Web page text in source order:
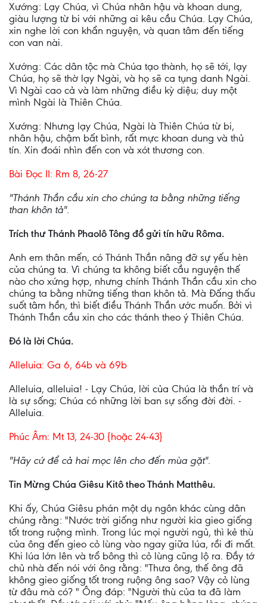
Xướng: Lạy Chúa, vì Chúa nhân hậu và khoan dung,
giàu lượng từ bi với những ai kêu cầu Chúa. Lạy Chúa,
xin nghe lời con khẩn nguyện, và quan tâm đến tiếng
con van nài.
Xướng: Các dân tộc mà Chúa tạo thành, họ sẽ tới, lạy
Chúa, họ sẽ thờ lạy Ngài, và họ sẽ ca tụng danh Ngài.
Vì Ngài cao cả và làm những điều kỳ diệu; duy một
mình Ngài là Thiên Chúa.
Xướng: Nhưng lạy Chúa, Ngài là Thiên Chúa từ bi,
nhân hậu, chậm bất bình, rất mực khoan dung và thủ
tín. Xin đoái nhìn đến con và xót thương con.
Bài Ðọc II: Rm 8, 26-27
"Thánh Thần cầu xin cho chúng ta bằng những tiếng
than khôn tả".
Trích thư Thánh Phaolô Tông đồ gửi tín hữu Rôma.
Anh em thân mến, có Thánh Thần nâng đỡ sự yếu hèn
của chúng ta. Vì chúng ta không biết cầu nguyện thế
nào cho xứng hợp, nhưng chính Thánh Thần cầu xin cho
chúng ta bằng những tiếng than khôn tả. Mà Ðấng thấu
suốt tâm hồn, thì biết điều Thánh Thần ước muốn. Bởi vì
Thánh Thần cầu xin cho các thánh theo ý Thiên Chúa.
Ðó là lời Chúa.
Alleluia: Ga 6, 64b và 69b
Alleluia, alleluia! - Lạy Chúa, lời của Chúa là thần trí và
là sự sống; Chúa có những lời ban sự sống đời đời. -
Alleluia.
Phúc Âm: Mt 13, 24-30 {hoặc 24-43}
"Hãy cứ để cả hai mọc lên cho đến mùa gặt".
Tin Mừng Chúa Giêsu Kitô theo Thánh Matthêu.
Khi ấy, Chúa Giêsu phán một dụ ngôn khác cùng dân
chúng rằng: "Nước trời giống như người kia gieo giống
tốt trong ruộng mình. Trong lúc mọi người ngủ, thì kẻ thù
của ông đến gieo cỏ lùng vào ngay giữa lúa, rồi đi mất.
Khi lúa lớn lên và trổ bông thì cỏ lùng cũng lộ ra. Ðầy tớ
chủ nhà đến nói với ông rằng: "Thưa ông, thế ông đã
không gieo giống tốt trong ruộng ông sao? Vậy cỏ lùng
từ đâu mà có? " Ông đáp: "Người thù của ta đã làm